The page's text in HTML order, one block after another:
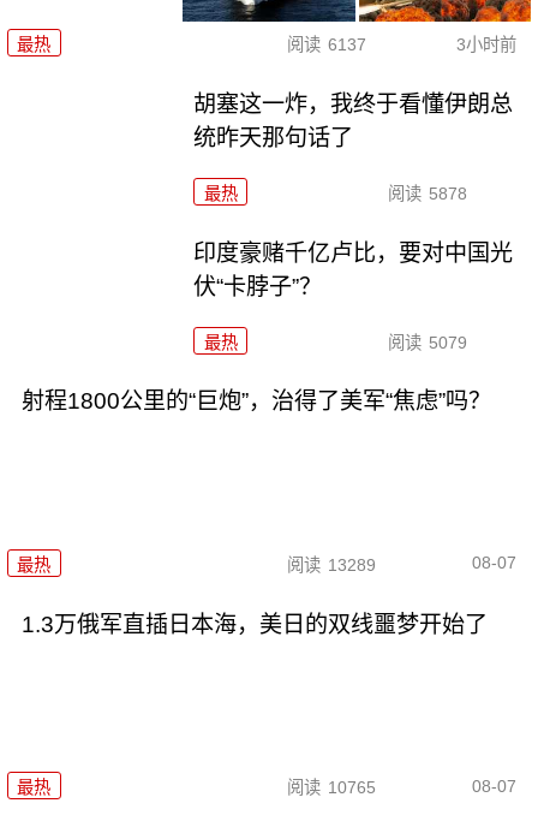
最热 阅读 6137 3小时前
胡塞这一炸，我终于看懂伊朗总
统昨天那句话了
最热 阅读 5878
印度豪赌千亿卢比，要对中国光
伏“卡脖子”？
最热 阅读 5079
射程1800公里的“巨炮”，治得了美军“焦虑”吗？
最热 阅读 13289 08-07
1.3万俄军直插日本海，美日的双线噩梦开始了
最热 阅读 10765 08-07